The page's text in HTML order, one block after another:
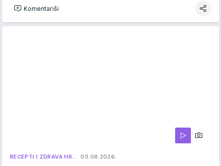
Komentariši
RECEPTI I ZDRAVA HR… 03.08.2026.